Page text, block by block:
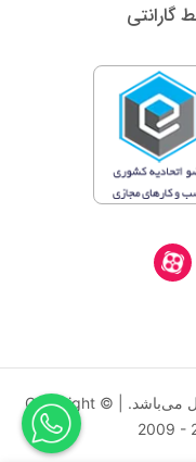
گارانتی
کليه حقوق اين سايت متعلق به کوک موبایل می‌باشد. | Copyright ©
2009 -